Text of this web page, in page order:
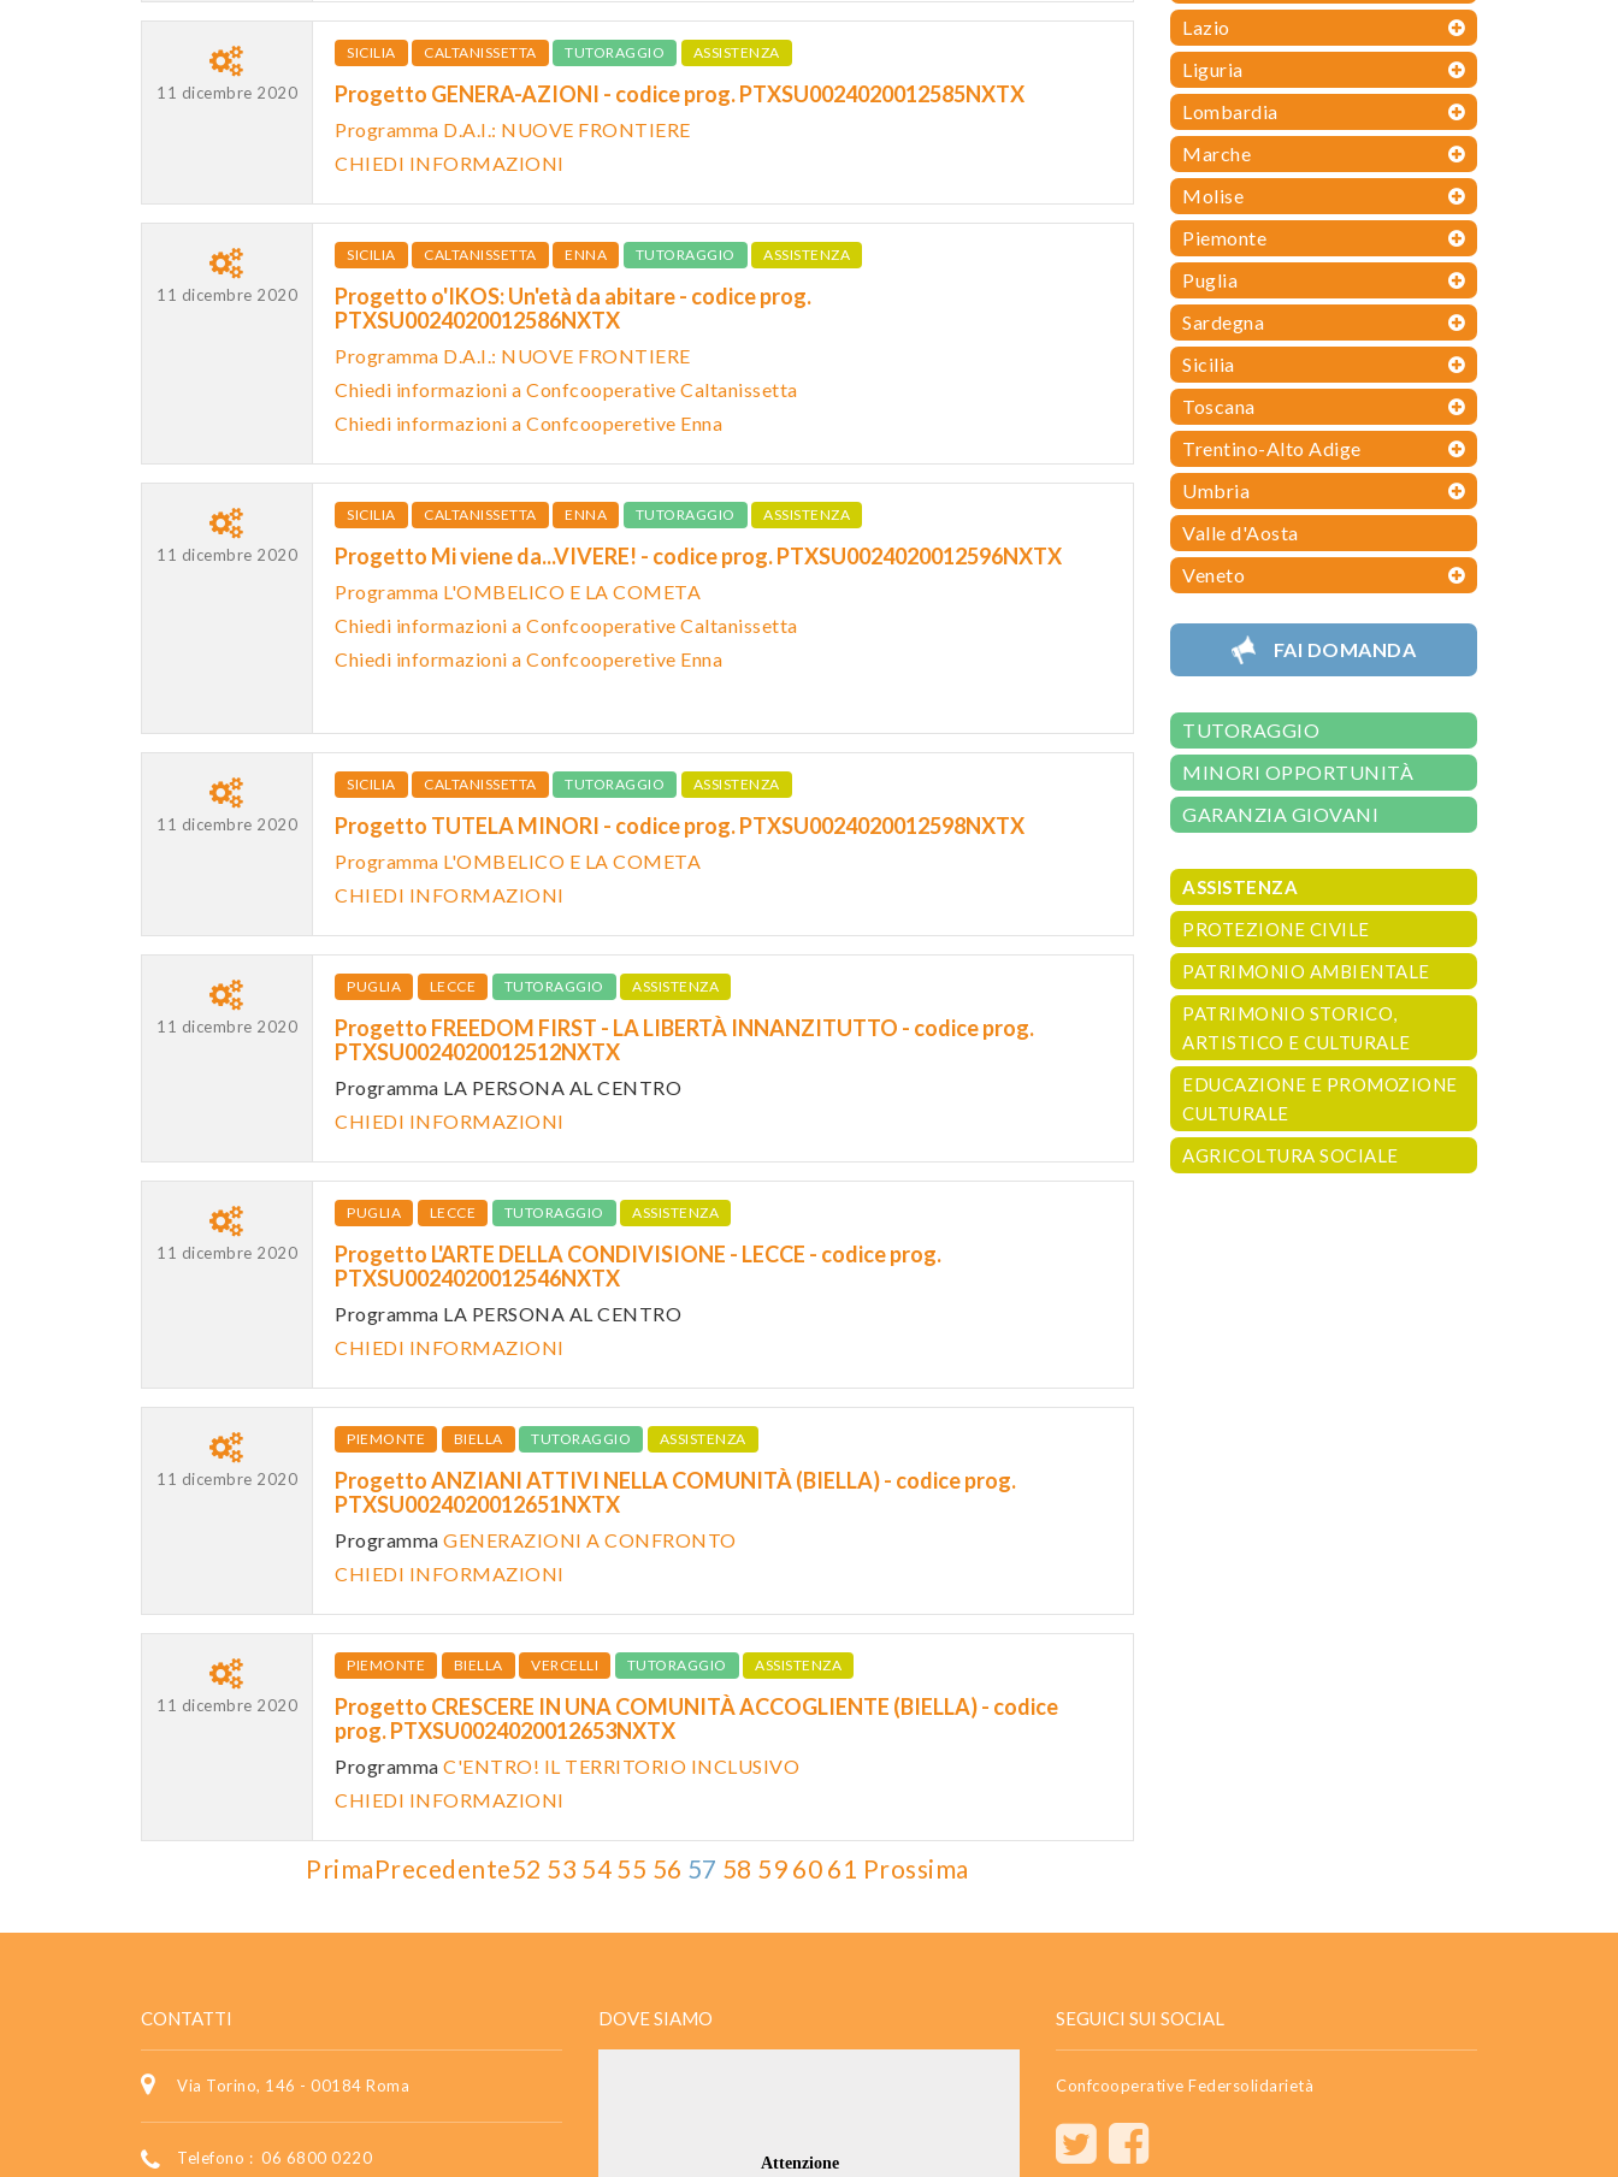
11 dicembre 2020
SICILIA CALTANISSETTA TUTORAGGIO ASSISTENZA
Progetto GENERA-AZIONI - codice prog. PTXSU0024020012585NXTX
Programma D.A.I.: NUOVE FRONTIERE
CHIEDI INFORMAZIONI
11 dicembre 2020
SICILIA CALTANISSETTA ENNA TUTORAGGIO ASSISTENZA
Progetto o'IKOS: Un'età da abitare - codice prog.
PTXSU0024020012586NXTX
Programma D.A.I.: NUOVE FRONTIERE
Chiedi informazioni a Confcooperative Caltanissetta
Chiedi informazioni a Confcooperetive Enna
11 dicembre 2020
SICILIA CALTANISSETTA ENNA TUTORAGGIO ASSISTENZA
Progetto Mi viene da...VIVERE! - codice prog. PTXSU0024020012596NXTX
Programma L'OMBELICO E LA COMETA
Chiedi informazioni a Confcooperative Caltanissetta
Chiedi informazioni a Confcooperetive Enna
11 dicembre 2020
SICILIA CALTANISSETTA TUTORAGGIO ASSISTENZA
Progetto TUTELA MINORI - codice prog. PTXSU0024020012598NXTX
Programma L'OMBELICO E LA COMETA
CHIEDI INFORMAZIONI
11 dicembre 2020
PUGLIA LECCE TUTORAGGIO ASSISTENZA
Progetto FREEDOM FIRST - LA LIBERTÀ INNANZITUTTO - codice prog.
PTXSU0024020012512NXTX
Programma LA PERSONA AL CENTRO
CHIEDI INFORMAZIONI
11 dicembre 2020
PUGLIA LECCE TUTORAGGIO ASSISTENZA
Progetto L'ARTE DELLA CONDIVISIONE - LECCE - codice prog.
PTXSU0024020012546NXTX
Programma LA PERSONA AL CENTRO
CHIEDI INFORMAZIONI
11 dicembre 2020
PIEMONTE BIELLA TUTORAGGIO ASSISTENZA
Progetto ANZIANI ATTIVI NELLA COMUNITÀ (BIELLA) - codice prog.
PTXSU0024020012651NXTX
Programma GENERAZIONI A CONFRONTO
CHIEDI INFORMAZIONI
11 dicembre 2020
PIEMONTE BIELLA VERCELLI TUTORAGGIO ASSISTENZA
Progetto CRESCERE IN UNA COMUNITÀ ACCOGLIENTE (BIELLA) - codice
prog. PTXSU0024020012653NXTX
Programma C'ENTRO! IL TERRITORIO INCLUSIVO
CHIEDI INFORMAZIONI
PrimaPrecedente52 53 54 55 56 57 58 59 60 61 Prossima
Lazio
Liguria
Lombardia
Marche
Molise
Piemonte
Puglia
Sardegna
Sicilia
Toscana
Trentino-Alto Adige
Umbria
Valle d'Aosta
Veneto
FAI DOMANDA
TUTORAGGIO
MINORI OPPORTUNITÀ
GARANZIA GIOVANI
ASSISTENZA
PROTEZIONE CIVILE
PATRIMONIO AMBIENTALE
PATRIMONIO STORICO,
ARTISTICO E CULTURALE
EDUCAZIONE E PROMOZIONE
CULTURALE
AGRICOLTURA SOCIALE
CONTATTI
Via Torino, 146 - 00184 Roma
Telefono : 06 6800 0220
DOVE SIAMO SEGUICI SUI SOCIAL
Confcooperative Federsolidarietà